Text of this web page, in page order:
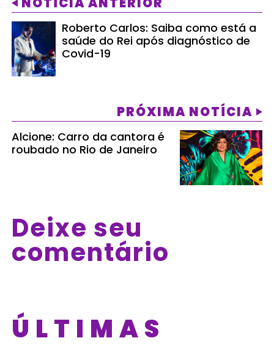
Roberto Carlos: Saiba como está a
saúde do Rei após diagnóstico de
Covid-19
PRÓXIMA NOTÍCIA
Alcione: Carro da cantora é
roubado no Rio de Janeiro
Deixe seu
comentário
ÚLTIMAS